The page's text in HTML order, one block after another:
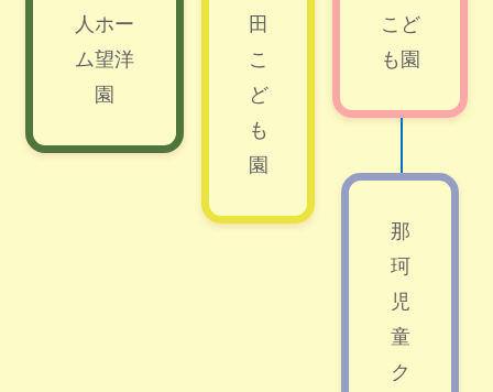
人ホー
ム望洋
園
田
こ
ど
も
園
こど
も園
那
珂
児
童
ク